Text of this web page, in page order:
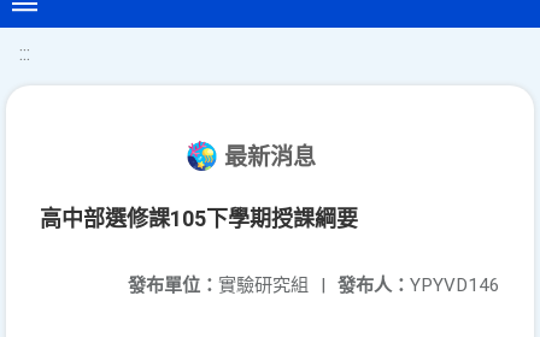
:::
最新消息
高中部選修課105下學期授課綱要
發布人： YPYVD146
發布單位： 實驗研究組 |